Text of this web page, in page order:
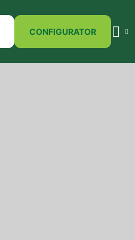
CONFIGURATOR